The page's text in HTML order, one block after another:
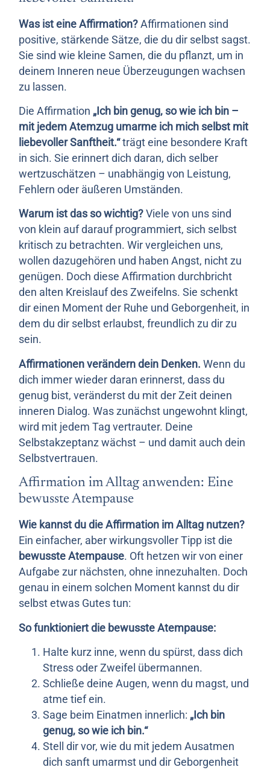
Was ist eine Affirmation? Affirmationen sind
positive, stärkende Sätze, die du dir selbst sagst.
Sie sind wie kleine Samen, die du pflanzt, um in
deinem Inneren neue Überzeugungen wachsen
zu lassen.
Die Affirmation „Ich bin genug, so wie ich bin –
mit jedem Atemzug umarme ich mich selbst mit
liebevoller Sanftheit.“trägt eine besondere Kraft
in sich. Sie erinnert dich daran, dich selber
wertzuschätzen – unabhängig von Leistung,
Fehlern oder äußeren Umständen.
Warum ist das so wichtig? Viele von uns sind
von klein auf darauf programmiert, sich selbst
kritisch zu betrachten. Wir vergleichen uns,
wollen dazugehören und haben Angst, nicht zu
genügen. Doch diese Affirmation durchbricht
den alten Kreislauf des Zweifelns. Sie schenkt
dir einen Moment der Ruhe und Geborgenheit, in
dem du dir selbst erlaubst, freundlich zu dir zu
sein.
Affirmationen verändern dein Denken. Wenn du
dich immer wieder daran erinnerst, dass du
genug bist, veränderst du mit der Zeit deinen
inneren Dialog. Was zunächst ungewohnt klingt,
wird mit jedem Tag vertrauter. Deine
Selbstakzeptanz wächst – und damit auch dein
Selbstvertrauen.
Affirmation im Alltag anwenden: Eine
bewusste Atempause
Wie kannst du die Affirmation im Alltag nutzen?
Ein einfacher, aber wirkungsvoller Tipp ist die
bewusste Atempause. Oft hetzen wir von einer
Aufgabe zur nächsten, ohne innezuhalten. Doch
genau in einem solchen Moment kannst du dir
selbst etwas Gutes tun:
So funktioniert die bewusste Atempause:
Halte kurz inne, wenn du spürst, dass dich
Stress oder Zweifel übermannen.
Schließe deine Augen, wenn du magst, und
atme tief ein.
Sage beim Einatmen innerlich: „Ich bin
genug, so wie ich bin.“
Stell dir vor, wie du mit jedem Ausatmen
dich sanft umarmst und dir Geborgenheit